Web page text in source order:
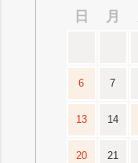
日
月
6 7
13 14
20 21